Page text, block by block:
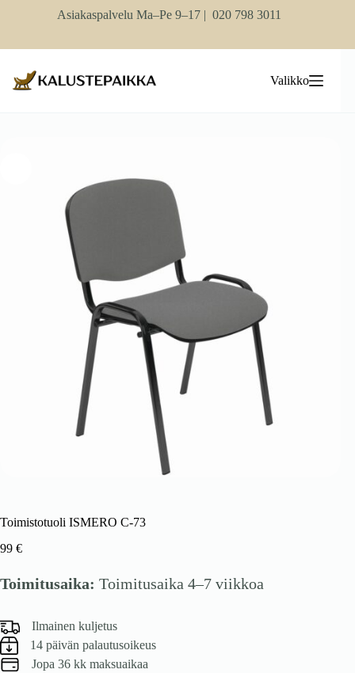
Asiakaspalvelu Ma–Pe 9–17 | 020 798 3011
Valikko
Toimistotuoli ISMERO C-73
99 €
Toimitusaika: Toimitusaika 4–7 viikkoa
Ilmainen kuljetus
14 päivän palautusoikeus
Jopa 36 kk maksuaikaa